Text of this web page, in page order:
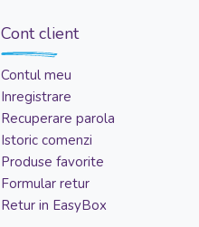
Cont client
Contul meu
Inregistrare
Recuperare parola
Istoric comenzi
Produse favorite
Formular retur
Retur in EasyBox